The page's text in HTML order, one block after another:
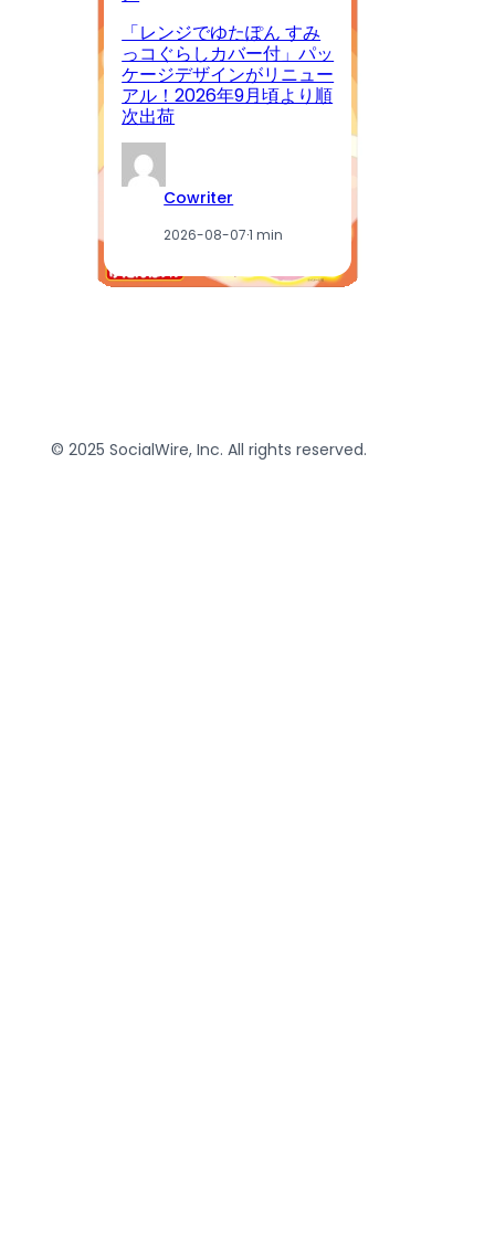
「レンジでゆたぽん すみ
っコぐらしカバー付」パッ
ケージデザインがリニュー
アル！2026年9月頃より順
次出荷
Cowriter
2026-08-07·1 min
© 2025 SocialWire, Inc. All rights reserved.